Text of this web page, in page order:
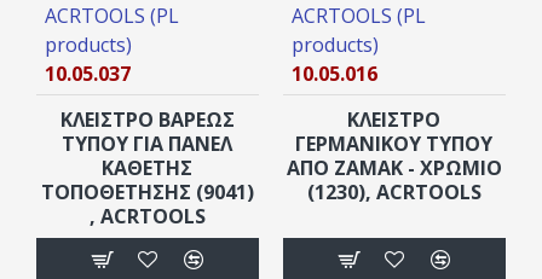
ACRTOOLS (PL
products)
10.05.037
ΚΛΕΙΣΤΡΟ ΒΑΡΕΩΣ
ΤΥΠΟΥ ΓΙΑ ΠΑΝΕΛ
ΚΑΘΕΤΗΣ
ΤΟΠΟΘΕΤΗΣΗΣ (9041)
, ACRTOOLS
ACRTOOLS (PL
products)
10.05.016
ΚΛΕΙΣΤΡΟ
ΓΕΡΜΑΝΙΚΟΥ ΤΥΠΟΥ
ΑΠΟ ZAMAK - ΧΡΩΜΙΟ
(1230), ACRTOOLS